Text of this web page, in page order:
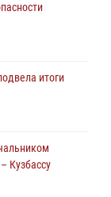
закон о
причинения
итоги
Кузбассу